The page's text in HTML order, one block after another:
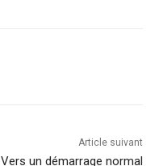
Article suivant
Vers un démarrage normal